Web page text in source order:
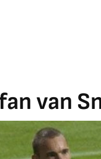
van